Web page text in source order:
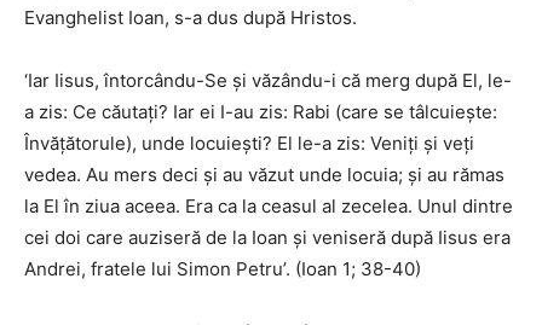
Evanghelist Ioan, s-a dus după Hristos.
‘Iar Iisus, întorcându-Se și văzându-i că merg după El, le-
a zis: Ce căutați? Iar ei I-au zis: Rabi (care se tâlcuiește:
Învățătorule), unde locuiești? El le-a zis: Veniți și veți
vedea. Au mers deci și au văzut unde locuia; și au rămas
la El în ziua aceea. Era ca la ceasul al zecelea. Unul dintre
cei doi care auziseră de la Ioan și veniseră după Iisus era
Andrei, fratele lui Simon Petru’. (Ioan 1; 38-40)